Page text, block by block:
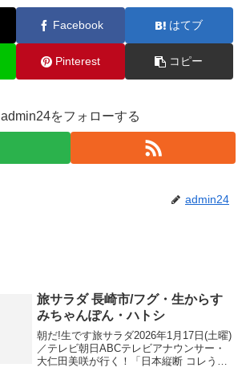
Facebook はてブ
Pinterest コピー
admin24をフォローする
admin24
旅サラダ 長崎市/フグ・生からす
みちゃんぽん・ハトシ
朝だ!生です旅サラダ2026年1月17日(土曜)
／テレビ朝日ABCテレビアナウンサー・
大仁田美咲が行く！「日本縦断 コレうま